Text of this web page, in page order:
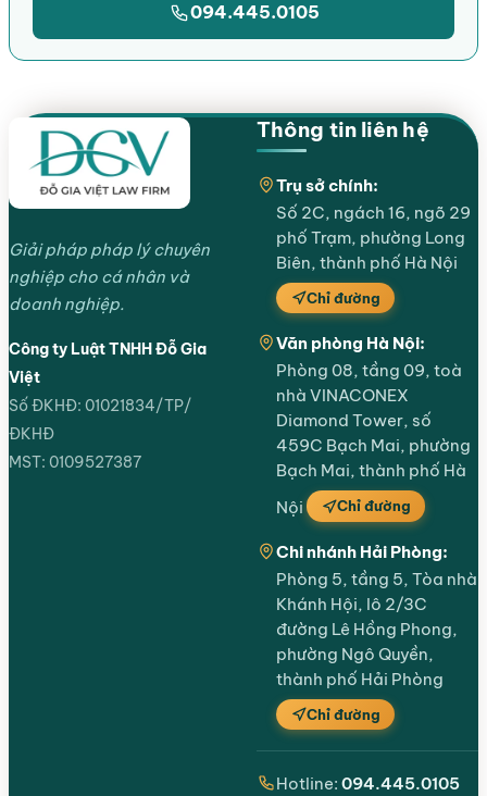
094.445.0105
Giải pháp pháp lý chuyên
nghiệp cho cá nhân và
doanh nghiệp.
Công ty Luật TNHH Đỗ Gia
Việt
Số ĐKHĐ: 01021834/TP/
ĐKHĐ
MST: 0109527387
Thông tin liên hệ
Trụ sở chính:
Số 2C, ngách 16, ngõ 29
phố Trạm, phường Long
Biên, thành phố Hà Nội
Chỉ đường
Văn phòng Hà Nội:
Phòng 08, tầng 09, toà
nhà VINACONEX
Diamond Tower, số
459C Bạch Mai, phường
Bạch Mai, thành phố Hà
Nội
Chỉ đường
Chi nhánh Hải Phòng:
Phòng 5, tầng 5, Tòa nhà
Khánh Hội, lô 2/3C
đường Lê Hồng Phong,
phường Ngô Quyền,
thành phố Hải Phòng
Chỉ đường
Hotline: 094.445.0105